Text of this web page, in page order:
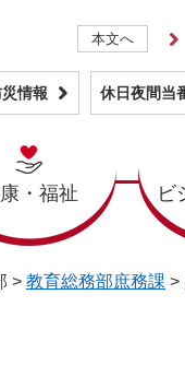
本文へ
災情報 休日夜間当
・福祉 ビ
> 教育総務部庶務課 >